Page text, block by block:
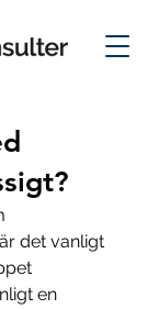
det vanligt
en